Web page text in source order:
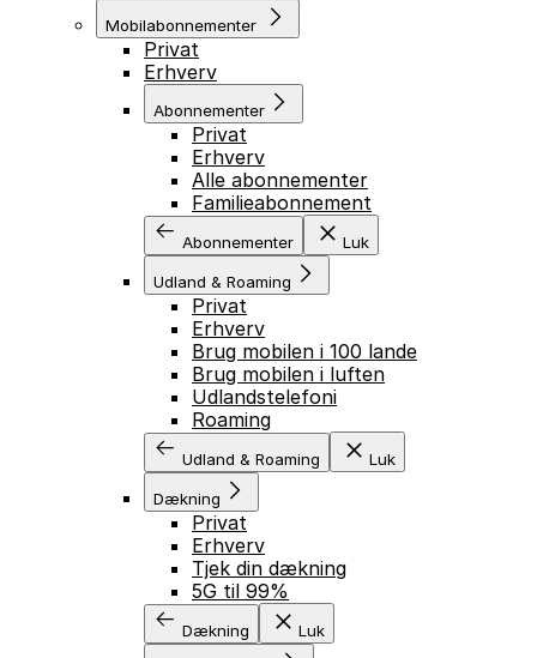
Mobilabonnementer
Privat
Erhverv
Abonnementer
Privat
Erhverv
Alle abonnementer
Familieabonnement
Abonnementer Luk
Udland & Roaming
Privat
Erhverv
Brug mobilen i 100 lande
Brug mobilen i luften
Udlandstelefoni
Roaming
Udland & Roaming Luk
Dækning
Privat
Erhverv
Tjek din dækning
5G til 99%
Dækning Luk